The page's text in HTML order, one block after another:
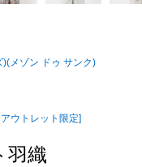
メゾン ドゥ サンク)
ウトレット限定]
羽織